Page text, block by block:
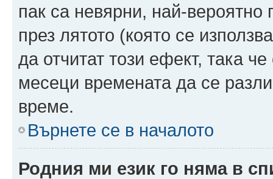
пак са невярни, най-
през лятото (която се
да отчитат този ефект, така
месеци времената да се
време.
Върнете се в началото
Родния ми език го няма в